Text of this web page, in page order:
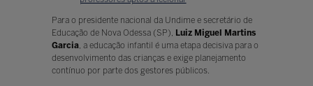
Para o presidente nacional da Undime e secretário de
Educação de Nova Odessa (SP), Luiz Miguel Martins
Garcia, a educação infantil é uma etapa decisiva para o
desenvolvimento das crianças e exige planejamento
contínuo por parte dos gestores públicos.